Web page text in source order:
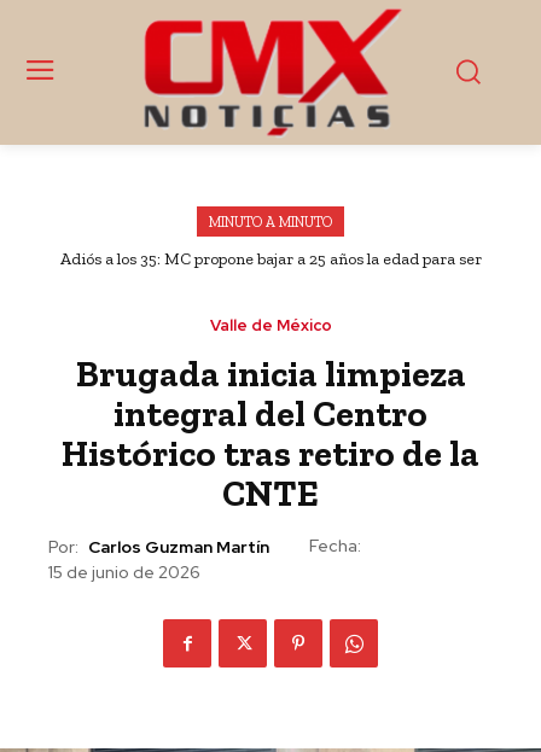
MINUTO A MINUTO
Adiós a los 35: MC propone bajar a 25 años la edad para ser
Valle de México
Brugada inicia limpieza
integral del Centro
Histórico tras retiro de la
CNTE
Por: Carlos Guzman Martín
Fecha:
15 de junio de 2026